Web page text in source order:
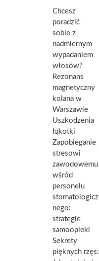
Chcesz
poradzić
sobie z
nadmiernym
wypadaniem
włosów?
Rezonans
magnetyczny
kolana w
Warszawie
Uszkodzenia
łąkotki
Zapobieganie
stresowi
zawodowemu
wśród
personelu
stomatologicz
nego:
strategie
samoopieki
Sekrety
pięknych rzęs: